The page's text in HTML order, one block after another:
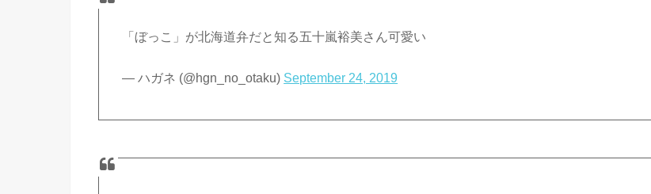
「ぼっこ」が北海道弁だと知る五十嵐裕美さん可愛い
— ハガネ (@hgn_no_otaku) September 24, 2019